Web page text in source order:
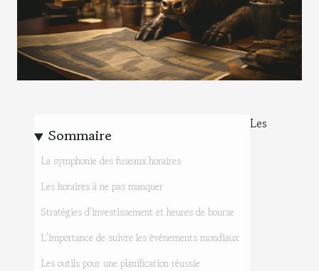
Sommaire
La symphonie des fuseaux horaires
Les horaires à ne pas manquer
Stratégies d'investissement et heures de bourse
L'importance de suivre les événements mondiaux
Les outils pour une planification réussie
Les